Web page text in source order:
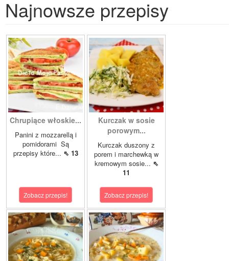
Najnowsze przepisy
Chrupiące włoskie...
Panini z mozzarellą i
pomidorami Są
przepisy które... ⇖ 13
Zobacz przepis!
Kurczak w sosie
porowym...
Kurczak duszony z
porem i marchewką w
kremowym sosie... ⇖
11
Zobacz przepis!